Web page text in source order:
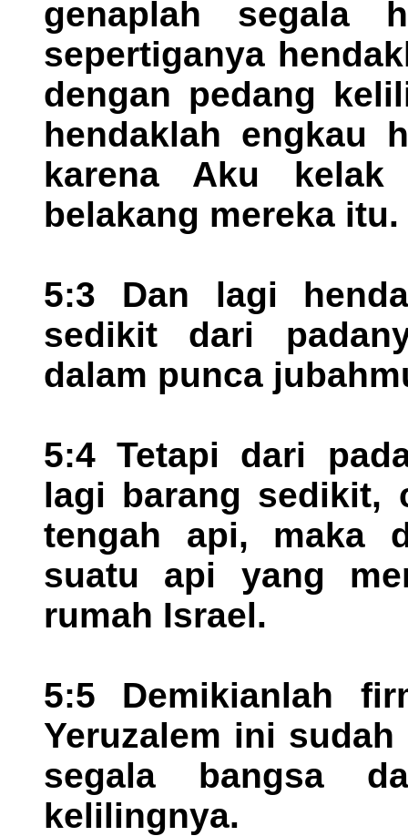
genaplah segala
sepertiganya
dengan pedang
hendaklah engkau
karena Aku kelak
belakang mereka itu.
5:3 Dan lagi
sedikit dari
dalam punca
5:4 Tetapi dari
lagi barang sedikit,
tengah api, maka
suatu api yang
rumah Israel.
5:5 Demikianlah
Yeruzalem ini
segala bangsa
kelilingnya.